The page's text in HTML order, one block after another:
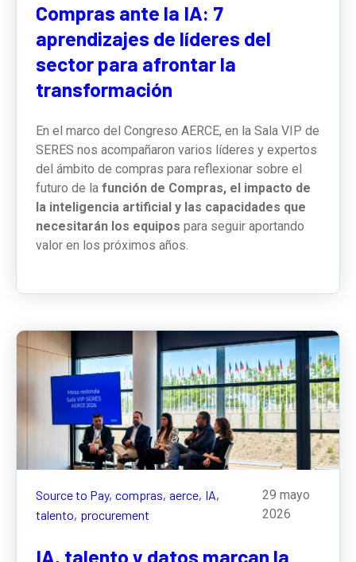
Compras ante la IA: 7
aprendizajes de líderes del
sector para afrontar la
transformación
En el marco del Congreso AERCE, en la Sala VIP de
SERES nos acompañaron varios líderes y expertos
del ámbito de compras para reflexionar sobre el
futuro de la función de Compras, el impacto de
la inteligencia artificial y las capacidades que
necesitarán los equipos para seguir aportando
valor en los próximos años.
Source to Pay, compras, aerce, IA,
talento, procurement
29 mayo
2026
IA, talento y datos marcan la